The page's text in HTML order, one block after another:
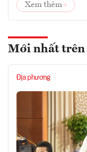
Xem thêm
Mới nhất trên
Địa phương